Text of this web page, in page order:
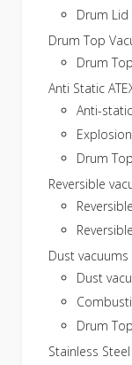
Drum Lid
Drum Top
Drum
Anti Static
Anti-
Drum
Reversible
Dust vacuums
Dust
Drum
Stainless